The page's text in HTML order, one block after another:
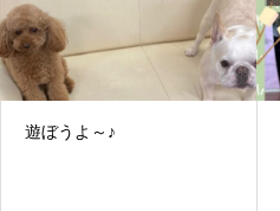
遊ぼうよ～♪